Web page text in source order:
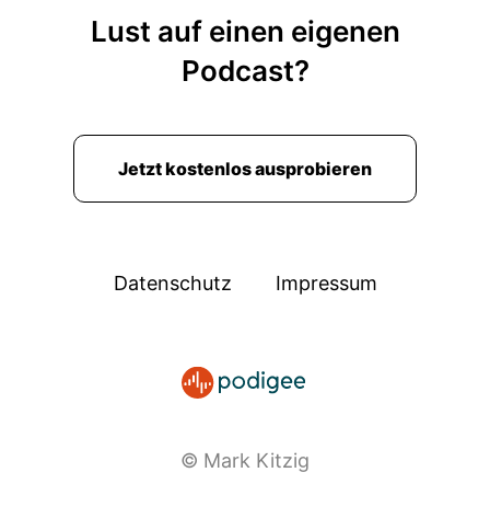
Lust auf einen eigenen
Podcast?
Jetzt kostenlos ausprobieren
Datenschutz Impressum
© Mark Kitzig